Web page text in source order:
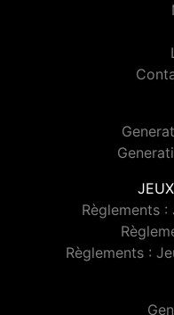
Règlements
Règlements :